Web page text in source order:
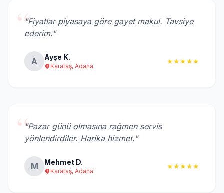
“"Fiyatlar piyasaya göre gayet makul. Tavsiye
ederim."
A Ayşe K.
Karataş, Adana
★★★★★
“"Pazar günü olmasına rağmen servis
yönlendirdiler. Harika hizmet."
M Mehmet D.
Karataş, Adana
★★★★★